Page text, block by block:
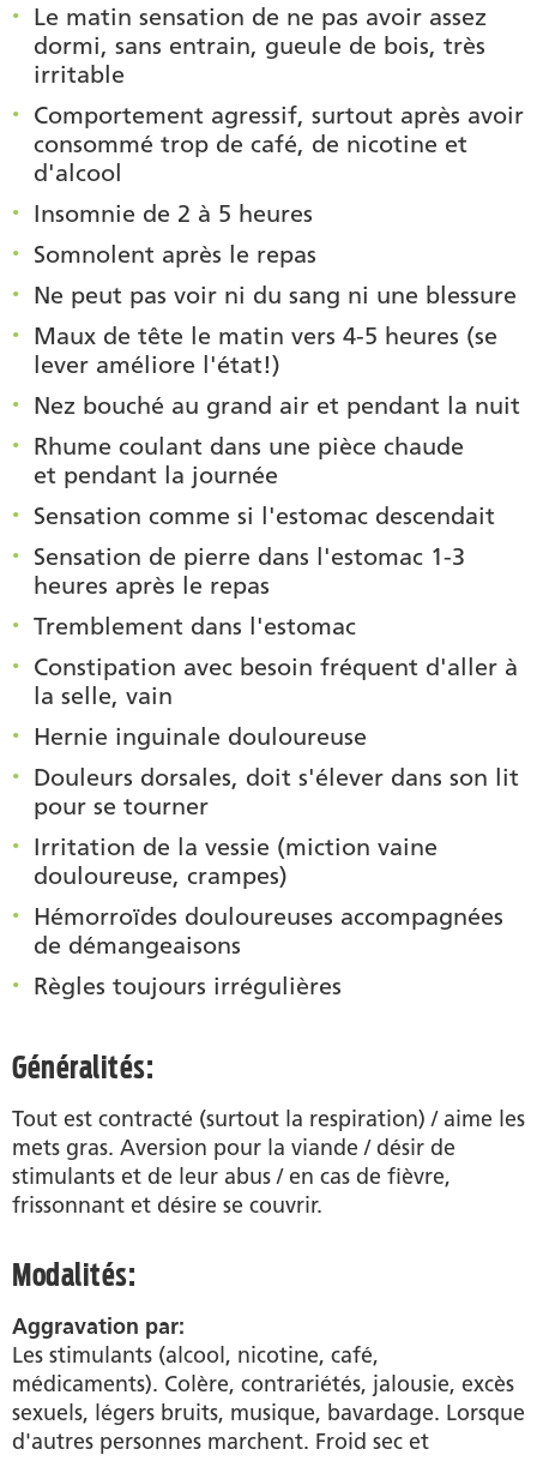
Le matin sensation de ne pas avoir assez
dormi, sans entrain, gueule de bois, très
irritable
Comportement agressif, surtout après avoir
consommé trop de café, de nicotine et
d'alcool
Insomnie de 2 à 5 heures
Somnolent après le repas
Ne peut pas voir ni du sang ni une blessure
Maux de tête le matin vers 4-5 heures (se
lever améliore l'état!)
Nez bouché au grand air et pendant la nuit
Rhume coulant dans une pièce chaude
et pendant la journée
Sensation comme si l'estomac descendait
Sensation de pierre dans l'estomac 1-3
heures après le repas
Tremblement dans l'estomac
Constipation avec besoin fréquent d'aller à
la selle, vain
Hernie inguinale douloureuse
Douleurs dorsales, doit s'élever dans son lit
pour se tourner
Irritation de la vessie (miction vaine
douloureuse, crampes)
Hémorroïdes douloureuses accompagnées
de démangeaisons
Règles toujours irrégulières
Généralités:
Tout est contracté (surtout la respiration) / aime les
mets gras. Aversion pour la viande / désir de
stimulants et de leur abus / en cas de fièvre,
frissonnant et désire se couvrir.
Modalités:
Aggravation par:
Les stimulants (alcool, nicotine, café,
médicaments). Colère, contrariétés, jalousie, excès
sexuels, légers bruits, musique, bavardage. Lorsque
d'autres personnes marchent. Froid sec et